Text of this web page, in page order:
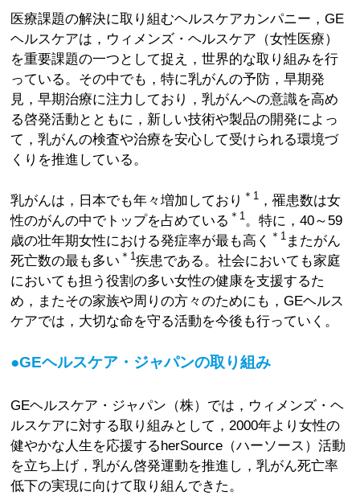
医療課題の解決に取り組むヘルスケアカンパニー，GE
ヘルスケアは，ウィメンズ・ヘルスケア（女性医療）
を重要課題の一つとして捉え，世界的な取り組みを行
っている。その中でも，特に乳がんの予防，早期発
見，早期治療に注力しており，乳がんへの意識を高め
る啓発活動とともに，新しい技術や製品の開発によっ
て，乳がんの検査や治療を安心して受けられる環境づ
くりを推進している。
乳がんは，日本でも年々増加しており ＊1 ，罹患数は女
性のがんの中でトップを占めている ＊1。特に，40～59
歳の壮年期女性における発症率が最も高く
＊1 またがん
死亡数の最も多い ＊1疾患である。社会においても家庭
においても担う役割の多い女性の健康を支援するた
め，またその家族や周りの方々のためにも，GEヘルス
ケアでは，大切な命を守る活動を今後も行っていく。
●GEヘルスケア・ジャパンの取り組み
GEヘルスケア・ジャパン（株）では，ウィメンズ・ヘ
ルスケアに対する取り組みとして，2000年より女性の
健やかな人生を応援するherSource（ハーソース）活動
を立ち上げ，乳がん啓発運動を推進し，乳がん死亡率
低下の実現に向けて取り組んできた。